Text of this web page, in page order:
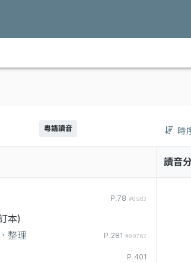
粵語讀音 時
P.78 #0983
本)
整理 P.281 #09762
P.401
讀音